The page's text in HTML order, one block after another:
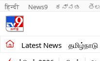
हिन्दी News9 ಕನ್ನಡ
Latest News தமிழ்நாடு
சமீபத்திய செய்திகள்